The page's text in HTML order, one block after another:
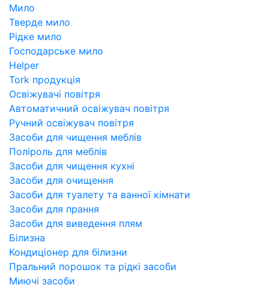
Мило
Тверде мило
Рідке мило
Господарське мило
Helper
Tork продукція
Освіжувачі повітря
Автоматичний освіжувач повітря
Ручний освіжувач повітря
Засоби для чищення меблів
Поліроль для меблів
Засоби для чищення кухні
Засоби для очищення
Засоби для туалету та ванної кімнати
Засоби для прання
Засоби для виведення плям
Білизна
Кондиціонер для білизни
Пральний порошок та рідкі засоби
Миючі засоби